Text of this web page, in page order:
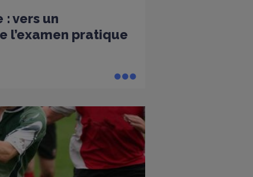
: vers un
l’examen pratique